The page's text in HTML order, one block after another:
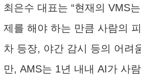
최은수 대표는 “현재의 VMS
제를 해야 하는 만큼 사람의
차 등장, 야간 감시 등의 어려
만, AMS는 1년 내내 AI가 사